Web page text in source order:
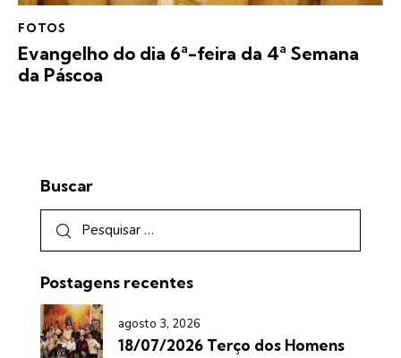
FOTOS
Evangelho do dia 6ª-feira da 4ª Semana
da Páscoa
Buscar
Postagens recentes
agosto 3, 2026
18/07/2026 Terço dos Homens